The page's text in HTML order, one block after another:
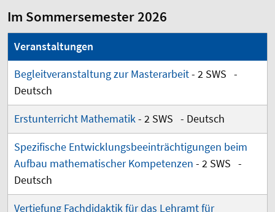
Im Sommersemester 2026
Veranstaltungen
Begleitveranstaltung zur Masterarbeit- 2 SWS -
Deutsch
Erstunterricht Mathematik- 2 SWS - Deutsch
Spezifische Entwicklungsbeeinträchtigungen beim
Aufbau mathematischer Kompetenzen - 2 SWS -
Deutsch
Vertiefung Fachdidaktik für das Lehramt für